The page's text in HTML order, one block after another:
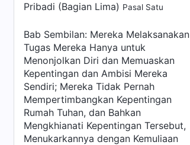
Pribadi (Bagian Lima) Pasal Satu
Bab Sembilan: Mereka Melaksanakan
Tugas Mereka Hanya untuk
Menonjolkan Diri dan Memuaskan
Kepentingan dan Ambisi Mereka
Sendiri; Mereka Tidak Pernah
Mempertimbangkan Kepentingan
Rumah Tuhan, dan Bahkan
Mengkhianati Kepentingan Tersebut,
Menukarkannya dengan Kemuliaan